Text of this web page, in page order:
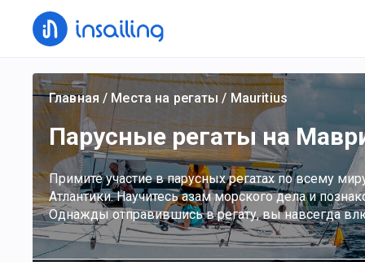
Главная / Места на регаты /Mauritius
Парусные регаты на
Примите участие в парусных регатах по всему
Атлантики. Научитесь азам морского дела и
Однажды отправившись в регату, вы навсегда